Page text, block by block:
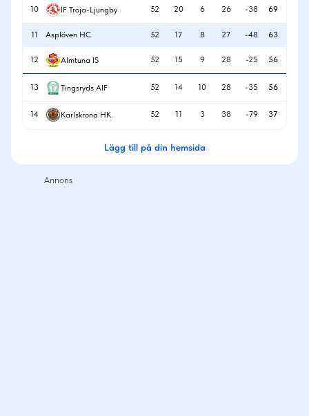
10 IF Troja-Ljungby 52 20 6 26 -38 69
11 Asplöven HC 52 17 8 27 -48 63
12 Almtuna IS 52 15 9 28 -25 56
13 Tingsryds AIF 52 14 10 28 -35 56
14 Karlskrona HK 52 11 3 38 -79 37
Lägg till på din hemsida